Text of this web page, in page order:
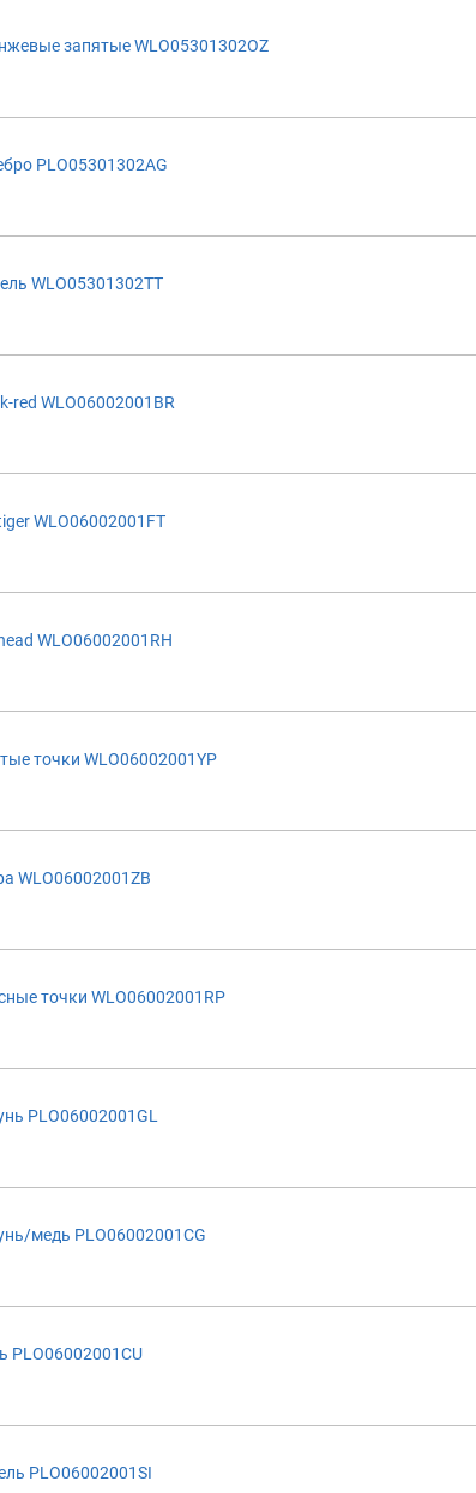
запятые WLO05301302OZ
PLO05301302AG
WLO05301302TT
WLO06002001BR
WLO06002001FT
WLO06002001RH
точки WLO06002001YP
WLO06002001ZB
точки WLO06002001RP
PLO06002001GL
медь PLO06002001CG
PLO06002001SI